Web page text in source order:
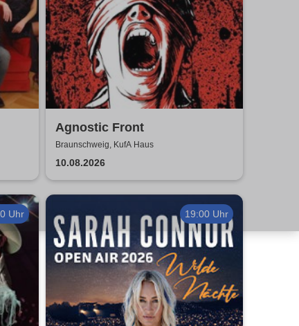
Agnostic Front
Braunschweig, KufA Haus
10.08.2026
Uhr 19:00 Uhr